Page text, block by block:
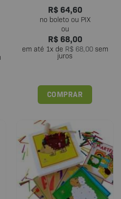
R$64,60
R$68,00
em até 1x de R$68,00sem
juros
COMPRAR